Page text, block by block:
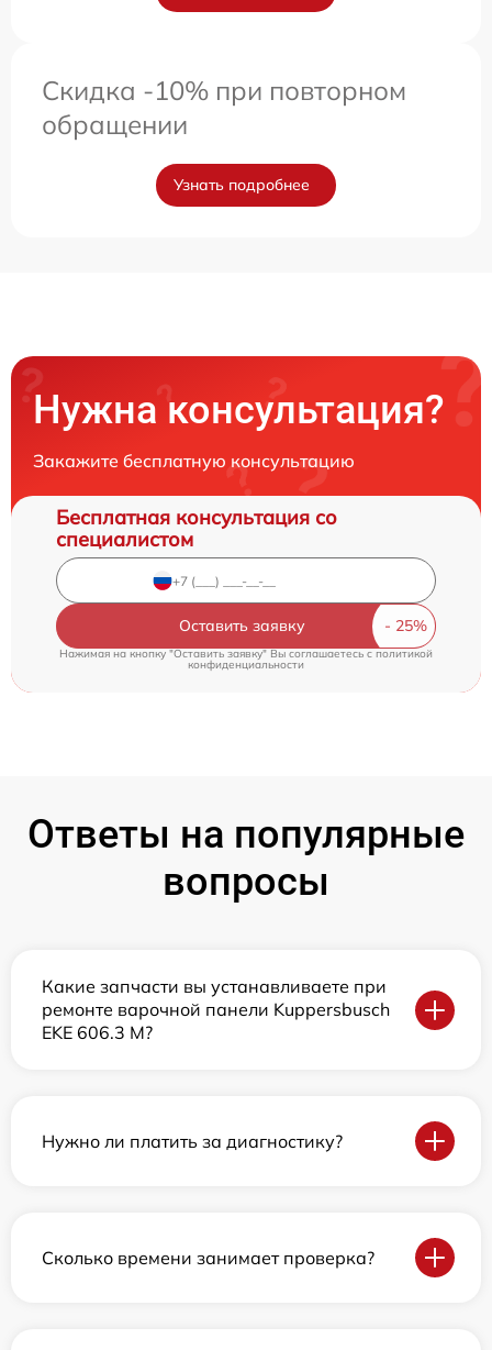
Скидка -10% при повторном
обращении
Узнать подробнее
Нужна консультация?
Закажите бесплатную консультацию
Бесплатная консультация со
специалистом
Оставить заявку
Нажимая на кнопку "Оставить заявку" Вы соглашаетесь c политикой
конфиденциальности
Ответы на популярные
вопросы
Какие запчасти вы устанавливаете при
ремонте варочной панели Kuppersbusch
EKE 606.3 M?
Нужно ли платить за диагностику?
Сколько времени занимает проверка?